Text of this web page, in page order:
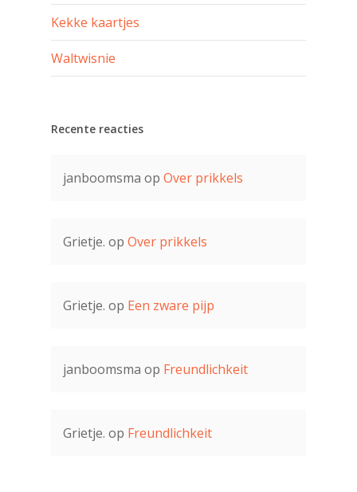
Kekke kaartjes
Waltwisnie
Recente reacties
janboomsma op Over prikkels
Grietje. op Over prikkels
Grietje. op Een zware pijp
janboomsma op Freundlichkeit
Grietje. op Freundlichkeit